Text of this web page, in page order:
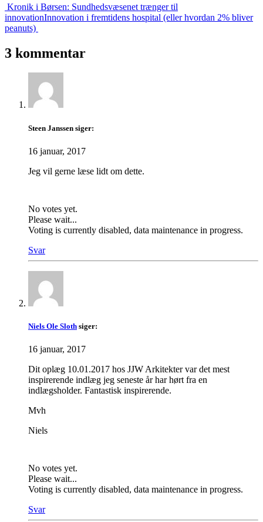
Kronik i Børsen: Sundhedsvæsenet trænger til
innovationInnovation i fremtidens hospital (eller hvordan 2% bliver
peanuts)
3 kommentar
Steen Janssen siger:
16 januar, 2017
Jeg vil gerne læse lidt om dette.
No votes yet.
Please wait...
Voting is currently disabled, data maintenance in progress.
Svar
Niels Ole Sloth siger:
16 januar, 2017
Dit oplæg 10.01.2017 hos JJW Arkitekter var det mest
inspirerende indlæg jeg seneste år har hørt fra en
indlægsholder. Fantastisk inspirerende.
Mvh
Niels
No votes yet.
Please wait...
Voting is currently disabled, data maintenance in progress.
Svar